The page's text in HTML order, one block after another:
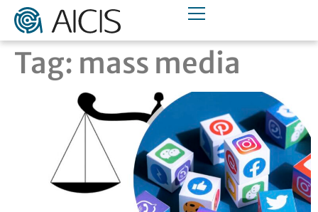
Tag: mass media